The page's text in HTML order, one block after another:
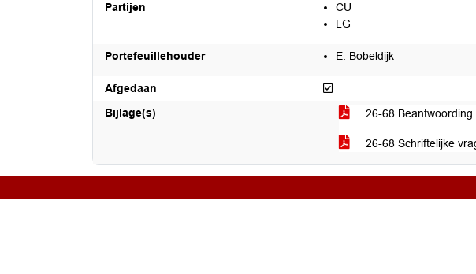
Partijen
CU
LG
Portefeuillehouder E. Bobeldijk
Afgedaan
Afgedaan
Bijlage(s)
26-68
26-68 Schriftelijke